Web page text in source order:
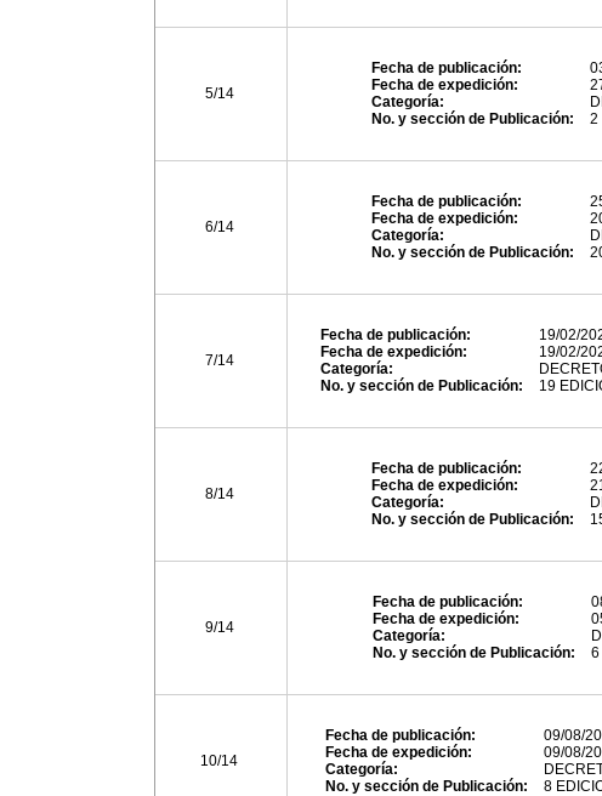
5/14
Fecha de publicación:
Fecha de expedición:
Categoría:
No. y sección de Publicación:
2
6/14
Fecha de publicación:
Fecha de expedición:
Categoría:
No. y sección de Publicación:
7/14
Fecha de publicación:
19/02/
Fecha de expedición:
19/02/
Categoría:
No. y sección de Publicación:
19
8/14
Fecha de publicación:
Fecha de expedición:
Categoría:
No. y sección de Publicación:
9/14
Fecha de publicación:
Fecha de expedición:
Categoría:
No. y sección de Publicación:
6
10/14
Fecha de publicación:
09/08/
Fecha de expedición:
09/08/
Categoría:
No. y sección de Publicación:
8